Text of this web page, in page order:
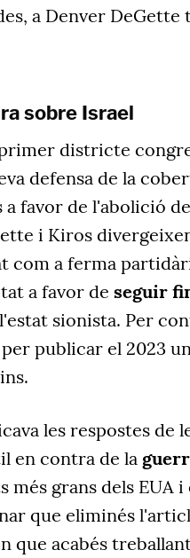
a Denver
sobre Israel
districte
defensa de la
a favor de l'abolició
i Kiros
com a ferma
a favor de seguir
sionista. Per
publicar el 2023
les respostes de
en contra de la
més grans dels EUA
que eliminés
que acabés